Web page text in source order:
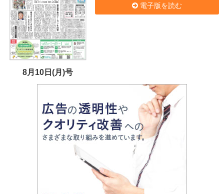
8月10日(月)号
電子版を読む